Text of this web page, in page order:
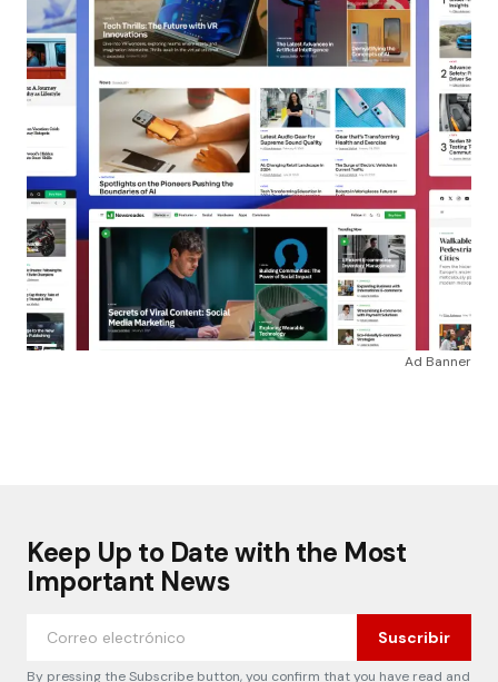
Ad Banner
Keep Up to Date with the Most
Important News
Suscribir
By pressing the Subscribe button, you confirm that you have read and